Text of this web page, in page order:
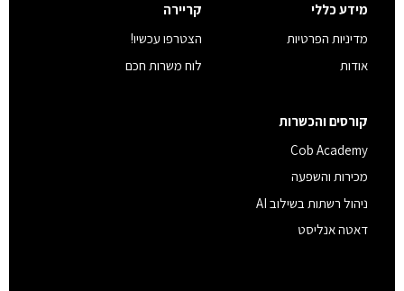
מידע כללי
מדיניות הפרטיות
אודות
קריירה
הצטרפו עכשיו!
לוח משרות חכם
קורסים והכשרות
Cob Academy
מכירות והשפעה
ניהול רשתות בשילוב AI
דאטה אנליסט